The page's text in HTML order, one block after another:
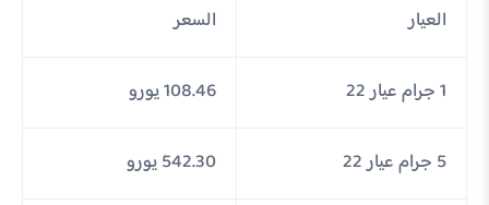
العيار السعر
1 جرام عيار 22 108.46 يورو
5 جرام عيار 22 542.30 يورو